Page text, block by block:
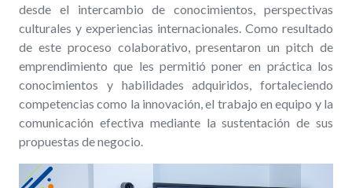
desde el intercambio de conocimientos, perspectivas
culturales y experiencias internacionales. Como resultado
de este proceso colaborativo, presentaron un pitch de
emprendimiento que les permitió poner en práctica los
conocimientos y habilidades adquiridos, fortaleciendo
competencias como la innovación, el trabajo en equipo y la
comunicación efectiva mediante la sustentación de sus
propuestas de negocio.